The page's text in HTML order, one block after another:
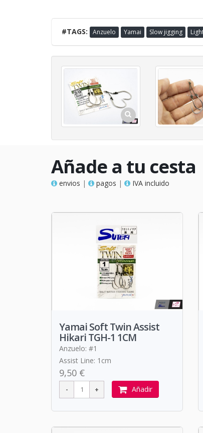
#TAGS: Anzuelo Yamai Slow jigging
Añade a tu cesta
envios | pagos | IVA incluido
Yamai Soft Twin Assist
Hikari TGH-1 1CM
Anzuelo: #1
Assist Line: 1cm
9,50 €
Añadir